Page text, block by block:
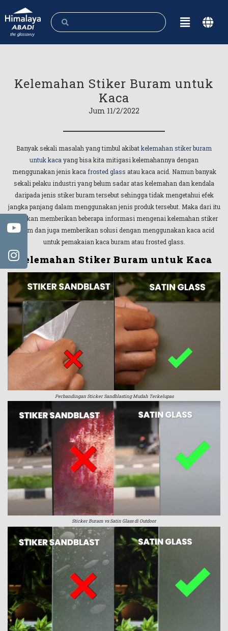
Kelemahan Stiker Buram untuk
Kaca
Jum 11/2/2022
Banyak sekali masalah yang timbul akibatkelemahan stiker buram
untuk kaca yang bisa kita mitigasi kelemahannya dengan
menggunakan jenis kaca frosted glass atau kaca acid. Namun banyak
sekali pelaku industri yang belum sadar atas kelemahan dan kendala
daripada jenis stiker buram tersebut sehingga tidak mengetahui efek
jangka panjang dalam menggunakan jenis produk tersebut. Maka dari itu
kita akan memberikan beberapa informasi mengenai kelemahan stiker
buram dan juga memberikan solusi dengan menggunakan kaca acid
untuk pemakaian kaca buram atau frosted glass.
Kelemahan Stiker Buram untuk Kaca
Perbandingan Sticker Sandblasting Mudah Terkelupas
Sticker Buram vs Satin Glass di Outdoor